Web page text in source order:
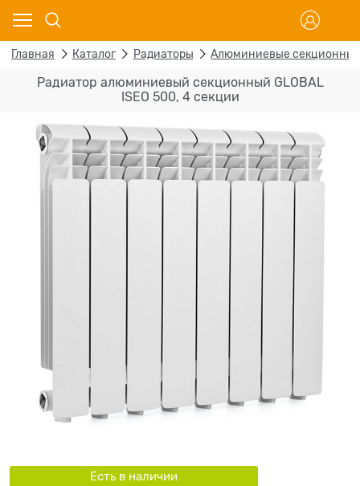
Главная Каталог Радиаторы Алюминиевые
Радиатор алюминиевый секционный GLOBAL
ISEO 500, 4 секции
Есть в наличии